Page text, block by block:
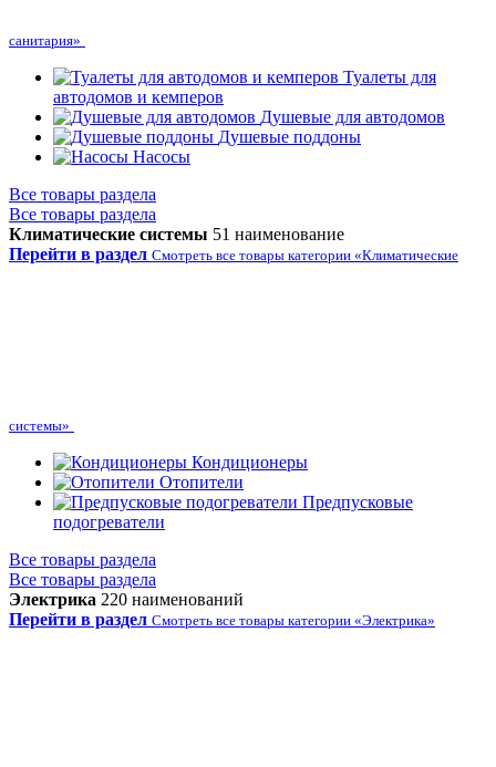
санитария»
Туалеты для
автодомов и кемперов
Душевые для автодомов
Душевые поддоны
Насосы
Все товары раздела
Все товары раздела
Климатические системы 51 наименование
Перейти в раздел Смотреть все товары категории «Климатические
системы»
Кондиционеры
Отопители
Предпусковые
подогреватели
Все товары раздела
Все товары раздела
Электрика 220 наименований
Перейти в раздел Смотреть все товары категории «Электрика»